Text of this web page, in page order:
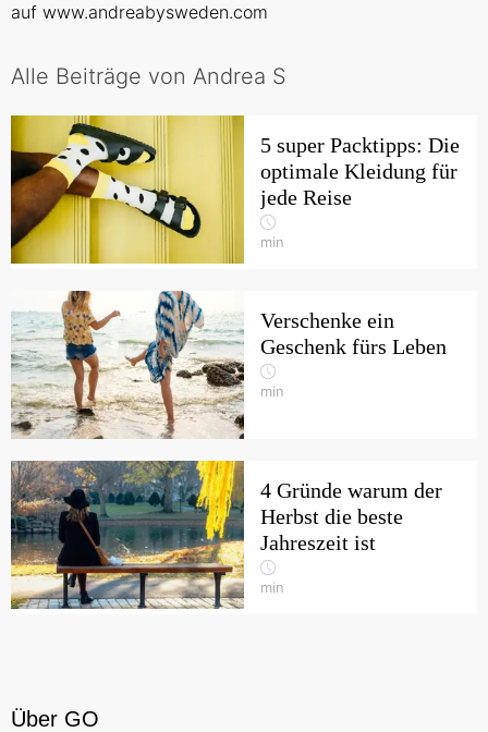
auf www.andreabysweden.com
Alle Beiträge von Andrea S
5 super Packtipps: Die
optimale Kleidung für
jede Reise
min
Verschenke ein
Geschenk fürs Leben
min
4 Gründe warum der
Herbst die beste
Jahreszeit ist
min
Über GO